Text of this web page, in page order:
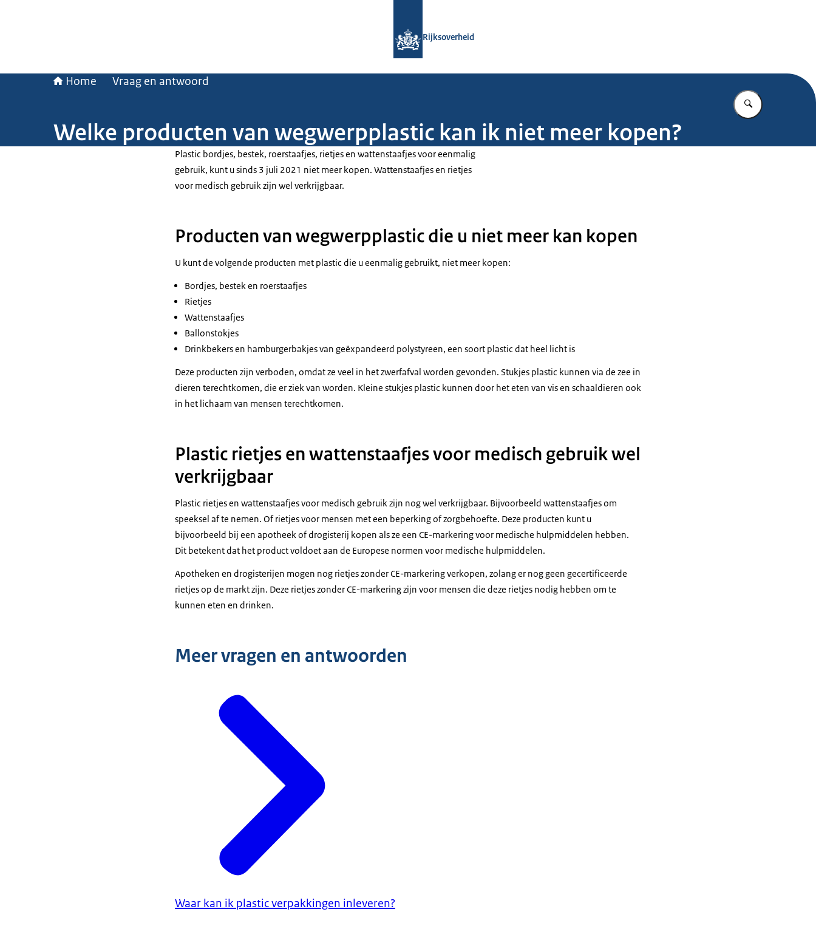
Rijksoverheid
Home Vraag en antwoord
Vul in wat u
Welke producten van wegwerpplastic kan ik niet meer kopen?
Plastic bordjes, bestek, roerstaafjes, rietjes en wattenstaafjes voor eenmalig
gebruik, kunt u sinds 3 juli 2021 niet meer kopen. Wattenstaafjes en rietjes
voor medisch gebruik zijn wel verkrijgbaar.
Producten van wegwerpplastic die u niet meer kan kopen
U kunt de volgende producten met plastic die u eenmalig gebruikt, niet meer kopen:
Bordjes, bestek en roerstaafjes
Rietjes
Wattenstaafjes
Ballonstokjes
Drinkbekers en hamburgerbakjes van geëxpandeerd polystyreen, een soort plastic dat heel licht is
Deze producten zijn verboden, omdat ze veel in het zwerfafval worden gevonden. Stukjes plastic kunnen via de zee in
dieren terechtkomen, die er ziek van worden. Kleine stukjes plastic kunnen door het eten van vis en schaaldieren ook
in het lichaam van mensen terechtkomen.
Plastic rietjes en wattenstaafjes voor medisch gebruik wel
verkrijgbaar
Plastic rietjes en wattenstaafjes voor medisch gebruik zijn nog wel verkrijgbaar. Bijvoorbeeld wattenstaafjes om
speeksel af te nemen. Of rietjes voor mensen met een beperking of zorgbehoefte. Deze producten kunt u
bijvoorbeeld bij een apotheek of drogisterij kopen als ze een CE-markering voor medische hulpmiddelen hebben.
Dit betekent dat het product voldoet aan de Europese normen voor medische hulpmiddelen.
Apotheken en drogisterijen mogen nog rietjes zonder CE-markering verkopen, zolang er nog geen gecertificeerde
rietjes op de markt zijn. Deze rietjes zonder CE-markering zijn voor mensen die deze rietjes nodig hebben om te
kunnen eten en drinken.
Meer vragen en antwoorden
Waar kan ik plastic verpakkingen inleveren?